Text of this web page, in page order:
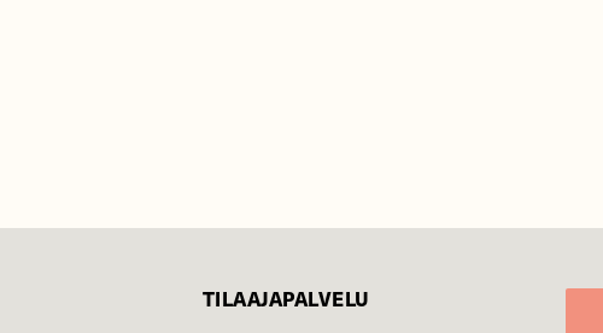
TILAAJAPALVELU